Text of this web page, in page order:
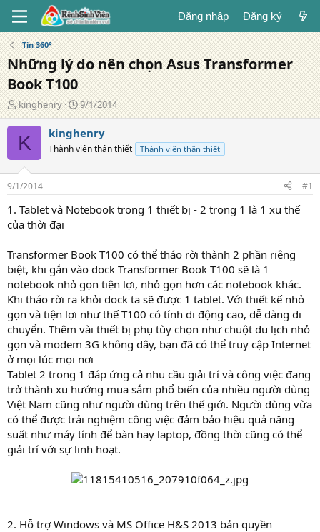
Đăng nhập Đăng ký
Tin 360°
Những lý do nên chọn Asus Transformer
Book T100
T
á
c
g
ả
kinghenry
N
g
à
y
đ
g
9/1/2014
K kinghenry
Thành viên thân thiết Thành viên thân thiết
9/1/2014 #1
1. Tablet và Notebook trong 1 thiết bị - 2 trong 1 là 1 xu thế
của thời đại
Transformer Book T100 có thể tháo rời thành 2 phần riêng
biệt, khi gắn vào dock Transformer Book T100 sẽ là 1
notebook nhỏ gọn tiện lợi, nhỏ gọn hơn các notebook khác.
Khi tháo rời ra khỏi dock ta sẽ được 1 tablet. Với thiết kế nhỏ
gọn và tiện lợi như thế T100 có tính di động cao, dễ dàng di
chuyển. Thêm vài thiết bị phụ tùy chọn như chuột du lịch nhỏ
gọn và modem 3G không dây, bạn đã có thể truy cập Internet
ở mọi lúc mọi nơi
Tablet 2 trong 1 đáp ứng cả nhu cầu giải trí và công việc đang
trở thành xu hướng mua sắm phổ biến của nhiều người dùng
Việt Nam cũng như người dùng trên thế giới. Người dùng vừa
có thể được trải nghiệm công việc đảm bảo hiệu quả năng
suất như máy tính để bàn hay laptop, đồng thời cũng có thể
giải trí với sự linh hoạt.
2. Hỗ trợ Windows và MS Office H&S 2013 bản quyền